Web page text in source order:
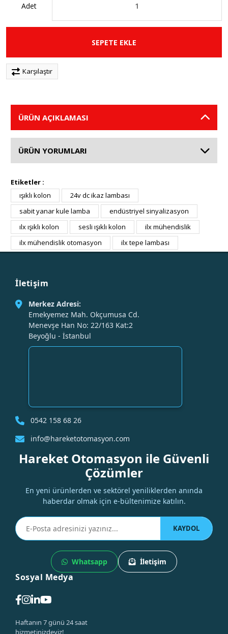
Adet
SEPETE EKLE
Karşılaştır
ÜRÜN AÇIKLAMASI
ÜRÜN YORUMLARI
Etiketler :
ışıklı kolon
24v dc ikaz lambası
sabit yanar kule lamba
endüstriyel sinyalizasyon
ılx ışıklı kolon
sesli ışıklı kolon
ilx mühendislik
ilx mühendislik otomasyon
ilx tepe lambası
İletişim
Merkez Adresi:
Emekyemez Mah. Okçumusa Cd.
Menevşe Han No: 22/163 Kat:2
Beyoğlu - İstanbul
0542 158 68 26
info@hareketotomasyon.com
Hareket Otomasyon ile Güvenli
Çözümler
En yeni ürünlerden ve sektörel yeniliklerden anında
haberdar olmak için e-bültenimize katılın.
KAYDOL
Whatsapp İletişim
Sosyal Medya
Haftanın 7 günü 24 saat
hizmetinizdeyiz!